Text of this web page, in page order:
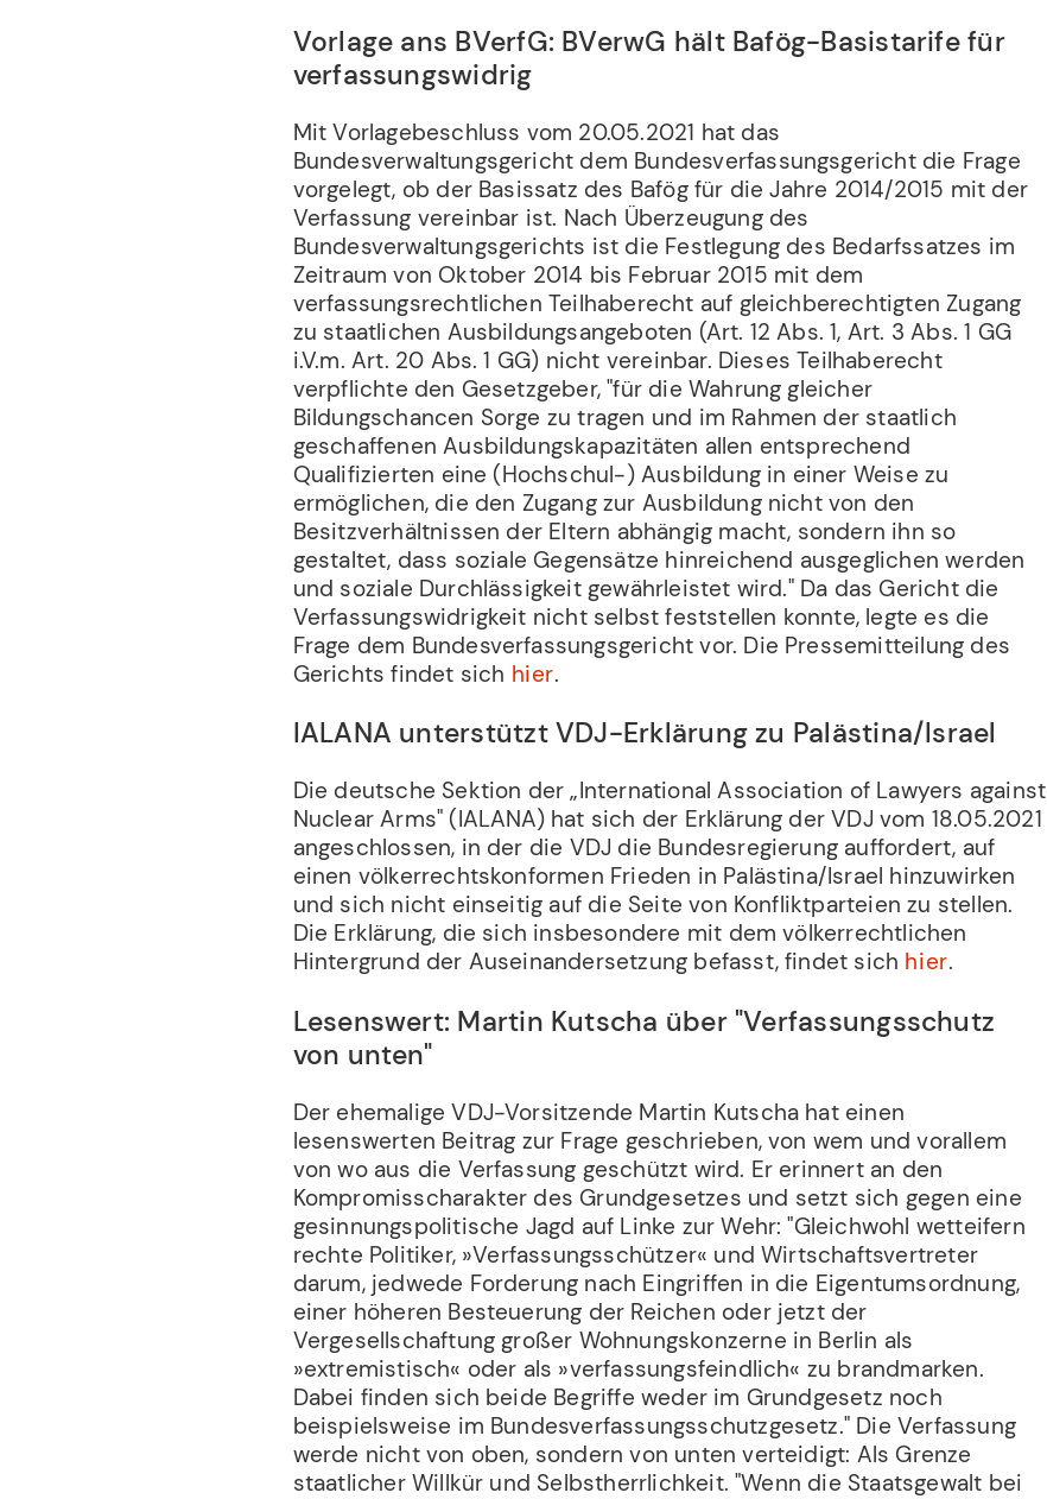
Vorlage ans BVerfG: BVerwG hält Bafög-Basistarife für
verfassungswidrig
Mit Vorlagebeschluss vom 20.05.2021 hat das
Bundesverwaltungsgericht dem Bundesverfassungsgericht die Frage
vorgelegt, ob der Basissatz des Bafög für die Jahre 2014/2015 mit der
Verfassung vereinbar ist. Nach Überzeugung des
Bundesverwaltungsgerichts ist die Festlegung des Bedarfssatzes im
Zeitraum von Oktober 2014 bis Februar 2015 mit dem
verfassungsrechtlichen Teilhaberecht auf gleichberechtigten Zugang
zu staatlichen Ausbildungsangeboten (Art. 12 Abs. 1, Art. 3 Abs. 1 GG
i.V.m. Art. 20 Abs. 1 GG) nicht vereinbar. Dieses Teilhaberecht
verpflichte den Gesetzgeber, "für die Wahrung gleicher
Bildungschancen Sorge zu tragen und im Rahmen der staatlich
geschaffenen Ausbildungskapazitäten allen entsprechend
Qualifizierten eine (Hochschul-) Ausbildung in einer Weise zu
ermöglichen, die den Zugang zur Ausbildung nicht von den
Besitzverhältnissen der Eltern abhängig macht, sondern ihn so
gestaltet, dass soziale Gegensätze hinreichend ausgeglichen werden
und soziale Durchlässigkeit gewährleistet wird." Da das Gericht die
Verfassungswidrigkeit nicht selbst feststellen konnte, legte es die
Frage dem Bundesverfassungsgericht vor. Die Pressemitteilung des
Gerichts findet sich hier.
IALANA unterstützt VDJ-Erklärung zu Palästina/Israel
Die deutsche Sektion der „International Association of Lawyers against
Nuclear Arms" (IALANA) hat sich der Erklärung der VDJ vom 18.05.2021
angeschlossen, in der die VDJ die Bundesregierung auffordert, auf
einen völkerrechtskonformen Frieden in Palästina/Israel hinzuwirken
und sich nicht einseitig auf die Seite von Konfliktparteien zu stellen.
Die Erklärung, die sich insbesondere mit dem völkerrechtlichen
Hintergrund der Auseinandersetzung befasst, findet sich hier.
Lesenswert: Martin Kutscha über "Verfassungsschutz
von unten"
Der ehemalige VDJ-Vorsitzende Martin Kutscha hat einen
lesenswerten Beitrag zur Frage geschrieben, von wem und vorallem
von wo aus die Verfassung geschützt wird. Er erinnert an den
Kompromisscharakter des Grundgesetzes und setzt sich gegen eine
gesinnungspolitische Jagd auf Linke zur Wehr: "Gleichwohl wetteifern
rechte Politiker, »Verfassungsschützer« und Wirtschaftsvertreter
darum, jedwede Forderung nach Eingriffen in die Eigentumsordnung,
einer höheren Besteuerung der Reichen oder jetzt der
Vergesellschaftung großer Wohnungskonzerne in Berlin als
»extremistisch« oder als »verfassungsfeindlich« zu brandmarken.
Dabei finden sich beide Begriffe weder im Grundgesetz noch
beispielsweise im Bundesverfassungsschutzgesetz." Die Verfassung
werde nicht von oben, sondern von unten verteidigt: Als Grenze
staatlicher Willkür und Selbstherrlichkeit. "Wenn die Staatsgewalt bei